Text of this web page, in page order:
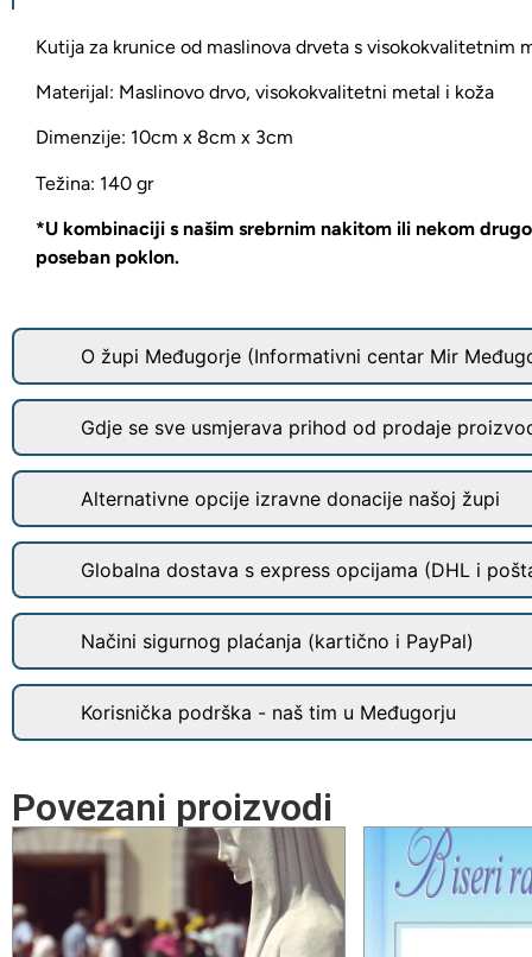
Kutija za krunice od maslinova drveta s visokokvalitetnim
Materijal: Maslinovo drvo, visokokvalitetni metal i koža
Dimenzije: 10cm x 8cm x 3cm
Težina: 140 gr
*U kombinaciji s našim srebrnim nakitom ili nekom
poseban poklon.
O župi Međugorje (Informativni centar Mir
Gdje se sve usmjerava prihod od prodaje
Alternativne opcije izravne donacije našoj župi
Globalna dostava s express opcijama (DHL i
Načini sigurnog plaćanja (kartično i PayPal)
Korisnička podrška - naš tim u Međugorju
Povezani proizvodi